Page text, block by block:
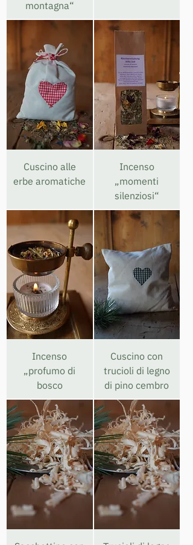
montagna“
Cuscino alle
erbe aromatiche
Incenso
„momenti
silenziosi“
Incenso
„profumo di
bosco
Cuscino con
trucioli di legno
di pino cembro